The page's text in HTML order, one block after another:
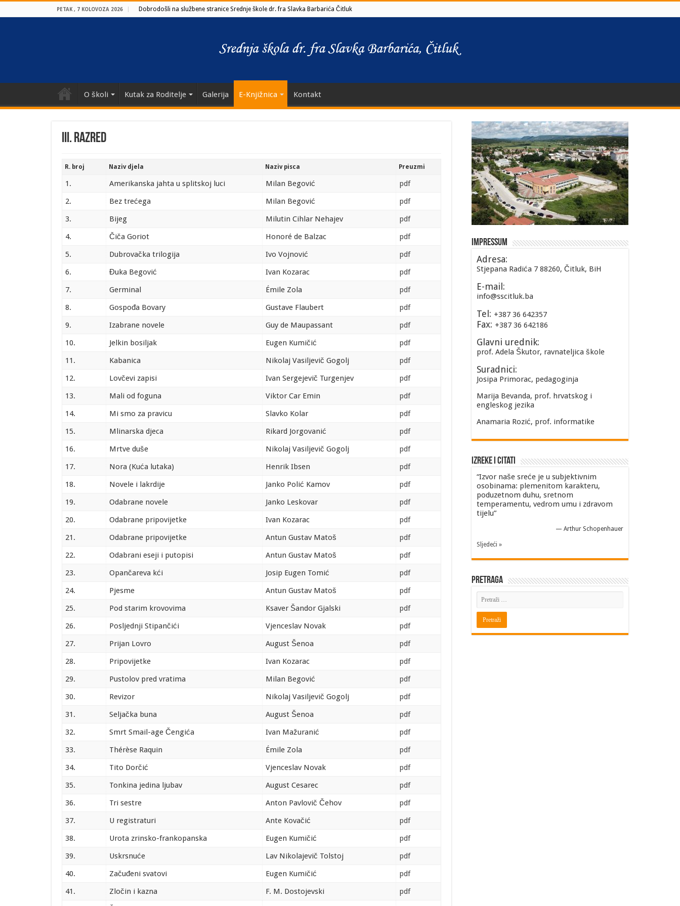
PETAK , 7 KOLOVOZA 2026 Dobrodošli na službene stranice Srednje škole dr. fra Slavka Barbarića Čitluk
O školi Kutak za Roditelje Galerija E-Knjižnica Kontakt
III. Razred
R. broj Naziv djela Naziv pisca Preuzmi
1. Amerikanska jahta u splitskoj luci Milan Begović
pdf
2.
Bez trećega Milan Begović
pdf
3.
Bijeg Milutin Cihlar Nehajev
pdf
4.
Čiča Goriot Honoré de Balzac
pdf
5.
Dubrovačka trilogija Ivo Vojnović
pdf
6.
Đuka Begović Ivan Kozarac
pdf
7.
Germinal Émile Zola
pdf
8.
Gospođa Bovary Gustave Flaubert
pdf
9.
Izabrane novele Guy de Maupassant
pdf
10.
Jelkin bosiljak Eugen Kumičić
pdf
11.
Kabanica Nikolaj Vasiljevič Gogolj
pdf
12.
Lovčevi zapisi Ivan Sergejevič Turgenjev
pdf
13.
Mali od foguna Viktor Car Emin
pdf
14.
Mi smo za pravicu Slavko Kolar
pdf
15.
Mlinarska djeca Rikard Jorgovanić
pdf
16.
Mrtve duše Nikolaj Vasiljevič Gogolj
pdf
17.
Nora (Kuća lutaka) Henrik Ibsen
pdf
18.
Novele i lakrdije Janko Polić Kamov
pdf
19.
Odabrane novele Janko Leskovar
pdf
20.
Odabrane pripovijetke Ivan Kozarac
pdf
21.
Odabrane pripovijetke Antun Gustav Matoš
pdf
22.
Odabrani eseji i putopisi Antun Gustav Matoš
pdf
23.
Opančareva kći Josip Eugen Tomić
pdf
24.
Pjesme Antun Gustav Matoš
pdf
25.
Pod starim krovovima Ksaver Šandor Gjalski
pdf
26.
Posljednji Stipančići Vjenceslav Novak
pdf
27.
Prijan Lovro August Šenoa
pdf
28.
Pripovijetke Ivan Kozarac
pdf
29.
Pustolov pred vratima Milan Begović
pdf
30.
Revizor Nikolaj Vasiljevič Gogolj
pdf
31.
Seljačka buna August Šenoa
pdf
32.
Smrt Smail-age Čengića Ivan Mažuranić
pdf
33.
Thérèse Raquin Émile Zola
pdf
34.
Tito Dorčić Vjenceslav Novak
pdf
35.
Tonkina jedina ljubav August Cesarec
pdf
36.
Tri sestre Anton Pavlovič Čehov
pdf
37.
U registraturi Ante Kovačić
pdf
38.
Urota zrinsko-frankopanska Eugen Kumičić
pdf
39.
Uskrsnuće Lav Nikolajevič Tolstoj
pdf
40.
Začuđeni svatovi Eugen Kumičić
pdf
41.
Zločin i kazna F. M. Dostojevski
pdf
Impressum
Adresa:
Stjepana Radića 7 88260, Čitluk, BiH
E-mail:
info@sscitluk.ba
Tel: +387 36 642357
Fax: +387 36 642186
Glavni urednik:
prof. Adela Škutor, ravnateljica škole
Suradnici:
Josipa Primorac, pedagoginja
Marija Bevanda, prof. hrvatskog i
engleskog jezika
Anamaria Rozić, prof. informatike
Izreke i Citati
“Izvor naše sreće je u subjektivnim
osobinama: plemenitom karakteru,
poduzetnom duhu, sretnom
temperamentu, vedrom umu i zdravom
tijelu”
— Arthur Schopenhauer
Sljedeći »
Pretraga